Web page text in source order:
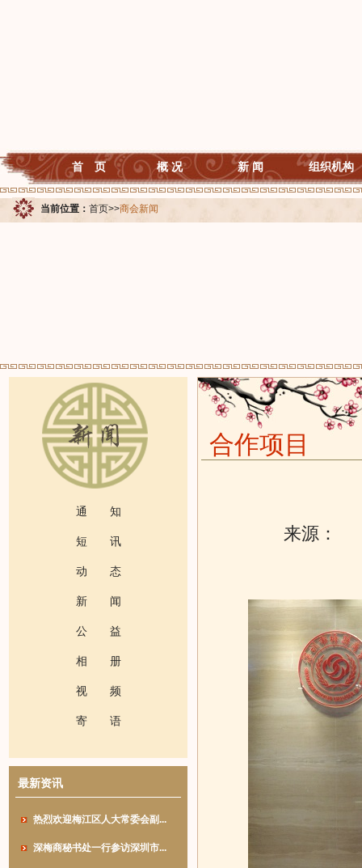
首 页 概 况 新 闻 组织机构
当前位置： 首页>>商会新闻
通 知
短 讯
动 态
新 闻
公 益
相 册
视 频
寄 语
最新资讯
热烈欢迎梅江区人大常委会副...
深梅商秘书处一行参访深圳市...
合作项目
来源：